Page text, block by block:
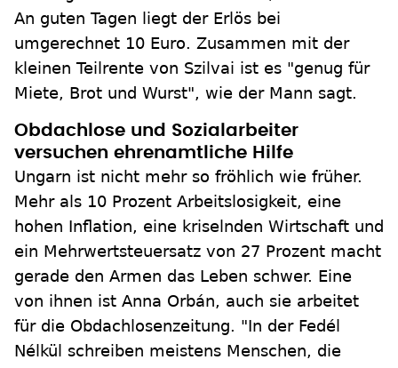
An guten Tagen liegt der Erlös bei
umgerechnet 10 Euro. Zusammen mit der
kleinen Teilrente von Szilvai ist es "genug für
Miete, Brot und Wurst", wie der Mann sagt.
Obdachlose und Sozialarbeiter
versuchen ehrenamtliche Hilfe
Ungarn ist nicht mehr so fröhlich wie früher.
Mehr als 10 Prozent Arbeitslosigkeit, eine
hohen Inflation, eine kriselnden Wirtschaft und
ein Mehrwertsteuersatz von 27 Prozent macht
gerade den Armen das Leben schwer. Eine
von ihnen ist Anna Orbán, auch sie arbeitet
für die Obdachlosenzeitung. "In der Fedél
Nélkül schreiben meistens Menschen, die